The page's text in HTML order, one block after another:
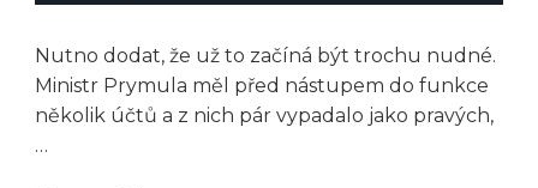
Nutno dodat, že už to začíná být trochu nudné.
Ministr Prymula měl před nástupem do funkce
několik účtů a z nich pár vypadalo jako pravých,
…